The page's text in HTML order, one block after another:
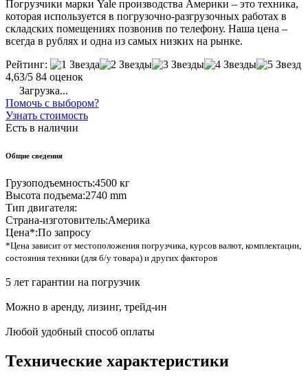
Погрузчики марки Yale производства Америки – это техника,
которая используется в погрузочно-разгрузочных работах в
складских помещениях позвонив по телефону. Наша цена –
всегда в рублях и одна из самых низких на рынке.
Рейтинг:
4,63/5 84 оценок
Загрузка...
Помочь с выбором?
Узнать стоимость
Есть в наличии
Общие сведения
Грузоподъемность:4500 кг
Высота подъема:2740 mm
Тип двигателя:
Страна-изготовитель:Америка
Цена*:По запросу
*Цена зависит от местоположения погрузчика, курсов валют, комплектации,
состояния техники (для б/у товара) и других факторов
5 лет гарантии на погрузчик
Можно в аренду, лизинг, трейд-ин
Любой удобный способ оплаты
Технические характеристики